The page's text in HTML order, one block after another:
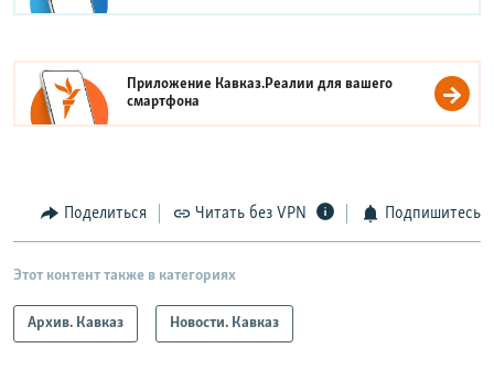
Приложение Кавказ.Реалии для вашего
смартфона
Поделиться Читать без VPN Подпишитесь
Этот контент также в категориях
Архив. Кавказ Новости. Кавказ